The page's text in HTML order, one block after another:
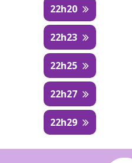
22h20
22h23
22h25
22h27
22h29